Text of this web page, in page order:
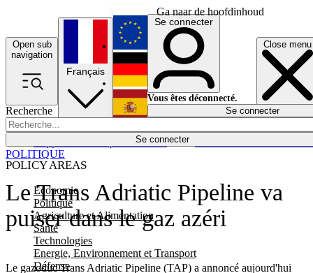
Ga naar de hoofdinhoud
Open sub
navigation
Close menu
Recherche
Se connecter
POLICY AREAS
Economie
Politique
Agriculture et Alimentation
Santé
Technologies
Energie, Environnement et Transport
Défense
Économie
Français
English
Deutsch
Español
Se connecter
Vous êtes déconnecté.
Se connecter
Le Trans Adriatic Pipeline va
puiser dans le gaz azéri
Le gazoduc Trans Adriatic Pipeline (TAP) a annoncé aujourd'hui
POLITIQUE